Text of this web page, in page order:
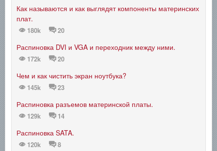
Как называются и как выглядят компоненты материнских
плат.
180k 20
Распиновка DVI и VGA и переходник между ними.
172k 20
Чем и как чистить экран ноутбука?
145k 23
Распиновка разъемов материнской платы.
129k 14
Распиновка SATA.
120k 8